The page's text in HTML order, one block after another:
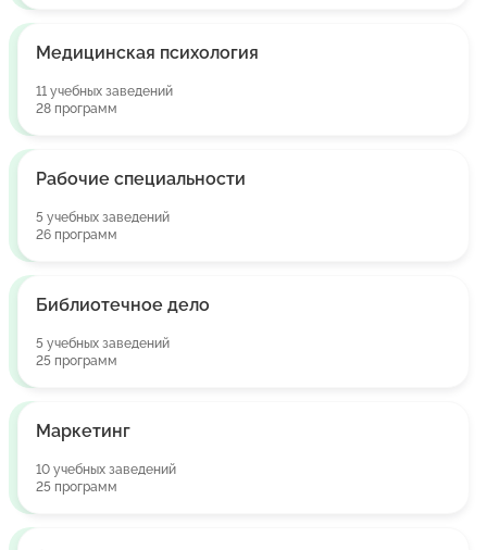
Медицинская психология
11 учебных заведений
28 программ
Рабочие специальности
5 учебных заведений
26 программ
Библиотечное дело
5 учебных заведений
25 программ
Маркетинг
10 учебных заведений
25 программ